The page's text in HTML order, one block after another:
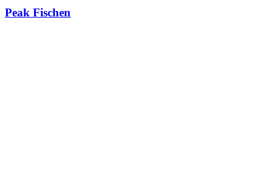
Peak Fischen